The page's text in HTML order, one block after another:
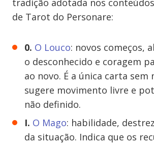
tradição adotada nos
de Tarot do Personare:
0. O Louco: novos começos,
o desconhecido e coragem
ao novo. É a única carta sem
sugere movimento livre e
não definido.
I. O Mago: habilidade,
da situação. Indica que os